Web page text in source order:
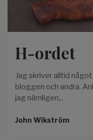
H-ordet
Jag skriver alltid
bloggen och andra.
jag nämligen...
John Wikström